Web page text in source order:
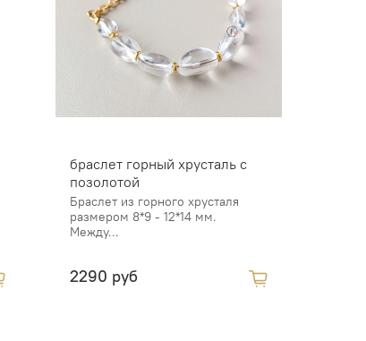
браслет горный хрусталь с
позолотой
Браслет из горного хрусталя
размером 8*9 - 12*14 мм.
Между...
2290 руб